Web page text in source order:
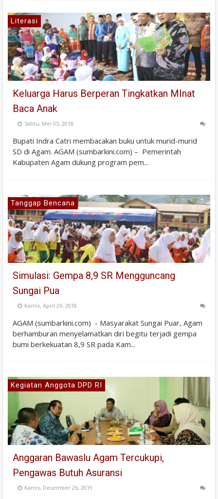
Literasi
Keluarga Harus Berperan Tingkatkan MInat
Baca Anak
Sabtu, Mei 05, 2018
Bupati Indra Catri membacakan buku untuk murid-murid
SD di Agam. AGAM (sumbarkini.com) – Pemerintah
Kabupaten Agam dukung program pem...
Tanggap Bencana
Simulasi: Gempa 8,9 SR Mengguncang
Sungai Pua
Kamis, April 26, 2018
AGAM (sumbarkini.com) - Masyarakat Sungai Puar, Agam
berhamburan menyelamatkan diri begitu terjadi gempa
bumi berkekuatan 8,9 SR pada Kam...
Kegiatan Anggota DPD RI
Anggaran Bawaslu Agam Tercukupi,
Pengawas Butuh Asuransi
Kamis, Desember 26, 2019